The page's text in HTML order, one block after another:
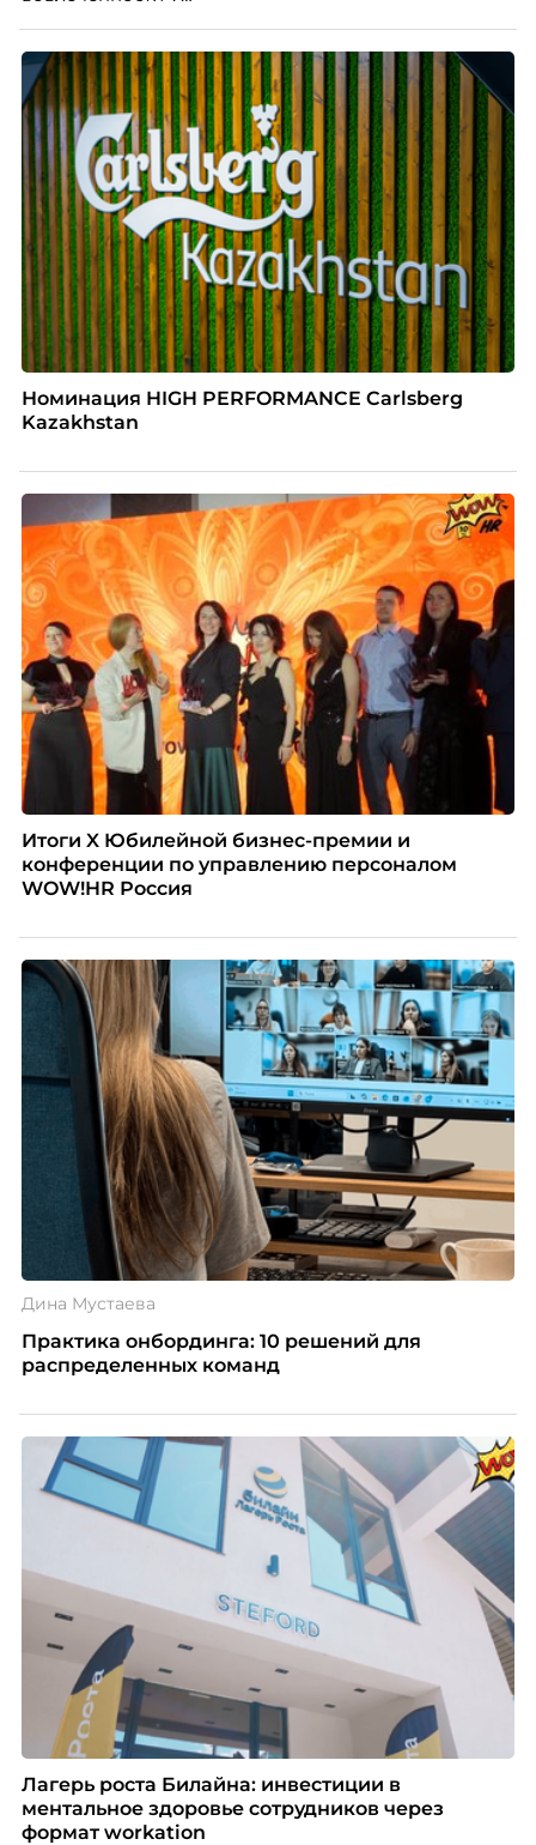
Номинация HIGH PERFORMANCE Carlsberg
Kazakhstan
Итоги X Юбилейной бизнес-премии и
конференции по управлению персоналом
WOW!HR Россия
Дина Мустаева
Практика онбординга: 10 решений для
распределенных команд
Лагерь роста Билайна: инвестиции в
ментальное здоровье сотрудников через
формат workation